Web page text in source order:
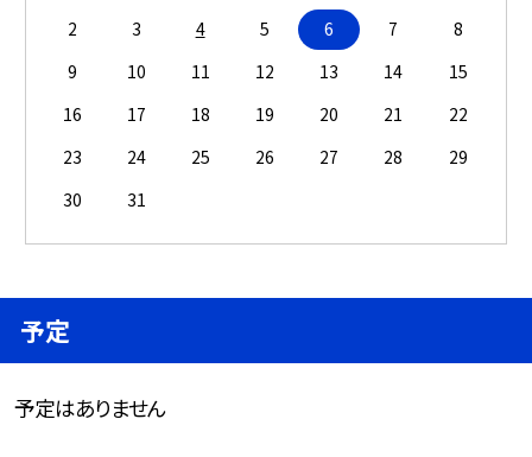
2
3 4 5 6 7
8
9
10 11 12 13 14
15
16
17 18 19 20 21
22
23
24 25 26 27 28
29
30
31
予定
予定はありません